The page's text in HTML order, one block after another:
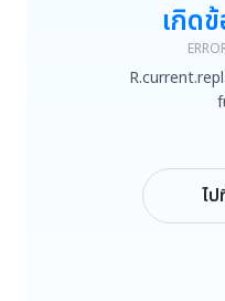
R.current.replaceChildren
เกิด
ไ